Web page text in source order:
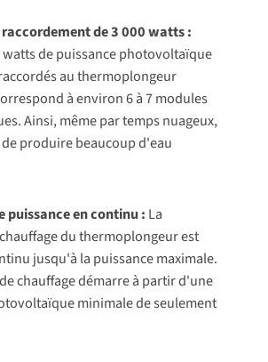
raccordement de 3 000 watts :
watts de puissance photovoltaïque
au thermoplongeur
à environ 6 à 7 modules
Ainsi, même par temps nuageux,
produire beaucoup d'eau
puissance en continu : La
du thermoplongeur est
jusqu'à la puissance maximale.
chauffage démarre à partir d'une
minimale de seulement